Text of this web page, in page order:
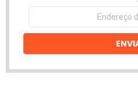
Endereço
email